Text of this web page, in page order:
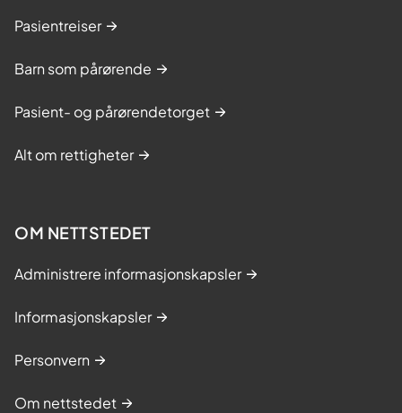
Pasientreiser
Barn som pårørende
Pasient- og pårørendetorget
Alt om rettigheter
OM NETTSTEDET
Administrere informasjonskapsler
Informasjonskapsler
Personvern
Om nettstedet